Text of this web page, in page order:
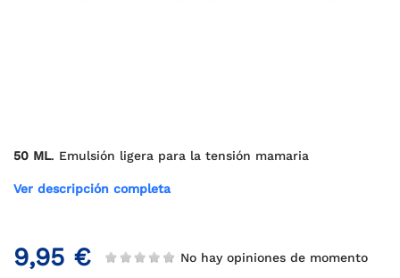
50 ML. Emulsión ligera para la tensión mamaria
Ver descripción completa
9,95 € No hay opiniones de momento